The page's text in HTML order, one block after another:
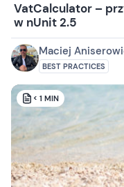
VatCalculator –
w nUnit 2.5
Maciej
BEST PRACTICES
< 1 MIN